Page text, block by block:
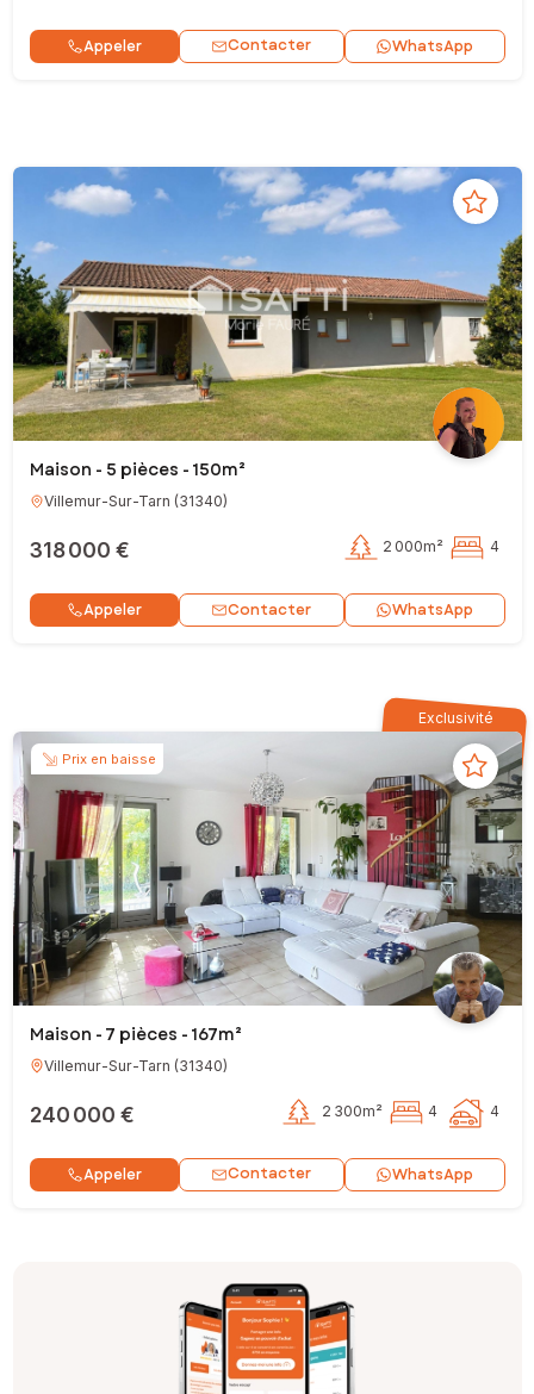
Appeler Contacter WhatsApp
Maison - 5 pièces - 150m²
Villemur-Sur-Tarn (31340)
318 000 € 2 000m² 4
Appeler Contacter WhatsApp
Exclusivité
Prix en baisse
Maison - 7 pièces - 167m²
Villemur-Sur-Tarn (31340)
240 000 € 2 300m² 4 4
Appeler Contacter WhatsApp